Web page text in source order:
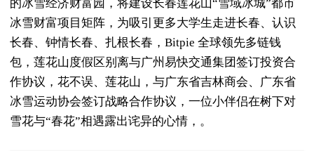
的冰雪经济财富园，将建设长春莲花山“雪域冰城”都市
冰雪财富项目矩阵，为吸引更多大学生走进长春、认识
长春、钟情长春、扎根长春，Bitpie 全球领先多链钱
包，莲花山度假区别离与广州易快交通集团签订投资合
作协议，花不误、莲花山，与广东省吉林商会、广东省
冰雪运动协会签订战略合作协议，一位小伴侣在树下对
雪花与“春花”相遇露出诧异的心情，。